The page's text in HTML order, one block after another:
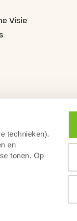
technieken).
en
tonen. Op
Visie
Voorwaarden